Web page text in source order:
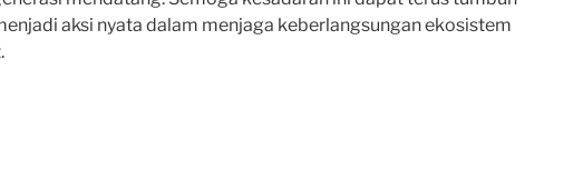
aksi nyata dalam menjaga keberlangsungan ekosistem